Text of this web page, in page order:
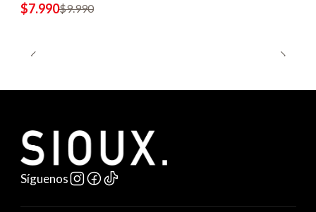
$7.990$9.990
Síguenos